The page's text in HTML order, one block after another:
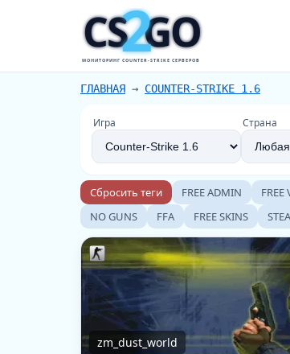
CS GO
2
МОНИТОРИНГ COUNTER-STRIKE СЕРВЕРОВ
ГЛАВНАЯ → COUNTER-STRIKE 1.6
Игра Страна
Сбросить теги FREE ADMIN FREE
NO GUNS
FFA FREE SKINS
zm_dust_world